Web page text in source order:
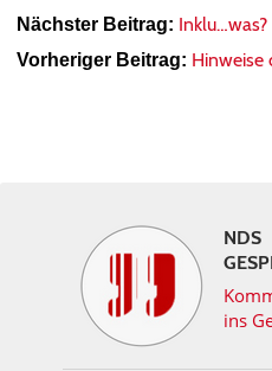
Nächster Beitrag: Inklu…was?
Vorheriger Beitrag: Hinweise
NDS
ins